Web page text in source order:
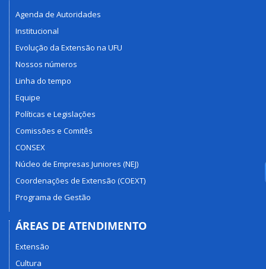
Agenda de Autoridades
Institucional
Evolução da Extensão na UFU
Nossos números
Linha do tempo
Equipe
Políticas e Legislações
Comissões e Comitês
CONSEX
Núcleo de Empresas Juniores (NEJ)
Coordenações de Extensão (COEXT)
Programa de Gestão
ÁREAS DE ATENDIMENTO
Extensão
Cultura